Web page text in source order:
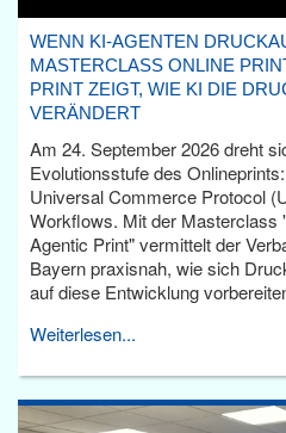
WENN KI-AGENTEN
MASTERCLASS ONLINE
PRINT ZEIGT, WIE KI DIE
VERÄNDERT
Am 24. September 2026 dreht
Evolutionsstufe des
Universal Commerce Protocol
Workflows. Mit der Masterclass
Agentic Print" vermittelt der
Bayern praxisnah, wie sich
auf diese Entwicklung
Weiterlesen...